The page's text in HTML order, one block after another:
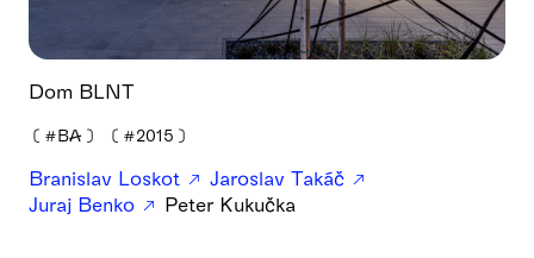
Dom BLNT
❪ #BA ❫ ❪ #2015 ❫
Branislav Loskot
Jaroslav Takáč
Juraj Benko
Peter Kukučka